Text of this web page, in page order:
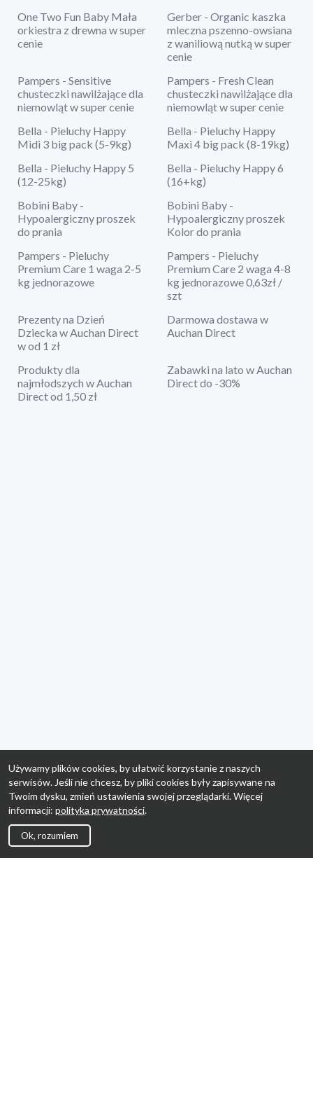
One Two Fun Baby Mała
orkiestra z drewna w super
cenie
Gerber - Organic kaszka
mleczna pszenno-owsiana
z waniliową nutką w super
cenie
Pampers - Sensitive
chusteczki nawilżające dla
niemowląt w super cenie
Pampers - Fresh Clean
chusteczki nawilżające dla
niemowląt w super cenie
Bella - Pieluchy Happy
Midi 3 big pack (5-9kg)
Bella - Pieluchy Happy
Maxi 4 big pack (8-19kg)
Bella - Pieluchy Happy 5
(12-25kg)
Bella - Pieluchy Happy 6
(16+kg)
Bobini Baby -
Hypoalergiczny proszek
do prania
Bobini Baby -
Hypoalergiczny proszek
Kolor do prania
Pampers - Pieluchy
Premium Care 1 waga 2-5
kg jednorazowe
Pampers - Pieluchy
Premium Care 2 waga 4-8
kg jednorazowe 0,63zł /
szt
Prezenty na Dzień
Dziecka w Auchan Direct
w od 1 zł
Darmowa dostawa w
Auchan Direct
Produkty dla
najmłodszych w Auchan
Direct od 1,50 zł
Zabawki na lato w Auchan
Direct do -30%
Używamy plików cookies, by ułatwić korzystanie z naszych
serwisów. Jeśli nie chcesz, by pliki cookies były zapisywane na
Twoim dysku, zmień ustawienia swojej przeglądarki. Więcej
informacji: polityka prywatności.
Ok, rozumiem